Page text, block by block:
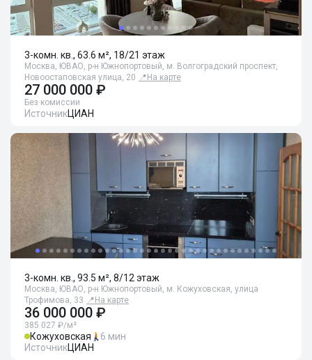
3-комн. кв., 63.6 м², 18/21 этаж
Москва, ЮВАО, р-н Южнопортовый, м. Волгоградский проспект,
Новоостаповская улица, 20 📍 На карте
27 000 000 ₽
Без комиссии
ИсточникЦИАН
3-комн. кв., 93.5 м², 8/12 этаж
Москва, ЮВАО, р-н Южнопортовый, м. Кожуховская, улица
Трофимова, 33 📍 На карте
36 000 000 ₽
385 027 ₽/м²
Кожуховская
6 мин
ИсточникЦИАН